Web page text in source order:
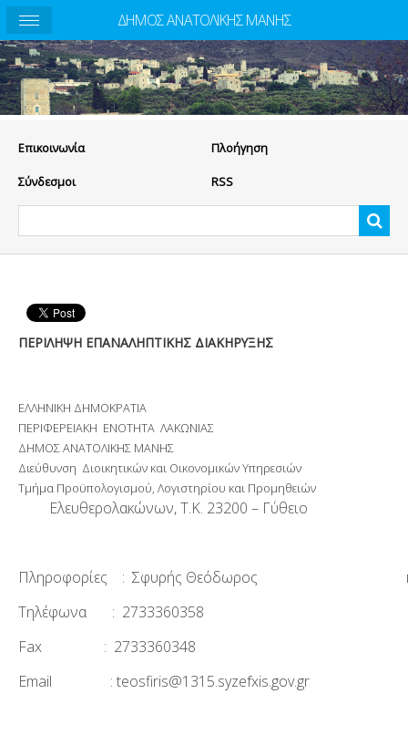
Eπικοινωνία Πλοήγηση
Σύνδεσμοι RSS
ΠΕΡΙΛΗΨΗ ΕΠΑΝΑΛΗΠΤΙΚΗΣ ΔΙΑΚΗΡΥΞΗΣ
ΕΛΛΗΝΙΚΗ ΔΗΜΟΚΡΑΤΙΑ
ΠΕΡΙΦΕΡΕΙΑΚΗ ΕΝΟΤΗΤΑ ΛΑΚΩΝΙΑΣ
ΔΗΜΟΣ ΑΝΑΤΟΛΙΚΗΣ ΜΑΝΗΣ
Διεύθυνση Διοικητικών και Οικονομικών Υπηρεσιών
Τμήμα Προϋπολογισμού, Λογιστηρίου και Προμηθειών
Ελευθερολακώνων, T.K. 23200 – Γύθειο
Πληροφορίες : Σφυρής Θεόδωρος
Τηλέφωνα : 2733360358
Fax : 2733360348
Email : teosfiris@1315.syzefxis.gov.gr
ΔΗΜΟΣ ΑΝΑΤΟΛΙΚΗΣ ΜΑΝΗΣ